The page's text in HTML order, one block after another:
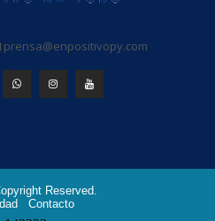
prensa@enpositivopy.com
Reserved.
Contacto